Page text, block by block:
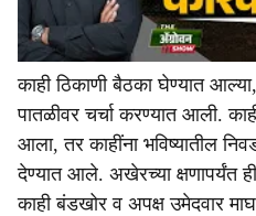
काही ठिकाणी बैठका घेण्यात
पातळीवर चर्चा करण्यात आली.
आला, तर काहींना भविष्यातील
देण्यात आले. अखेरच्या क्षणापर्यंत
काही बंडखोर व अपक्ष उमेदवार